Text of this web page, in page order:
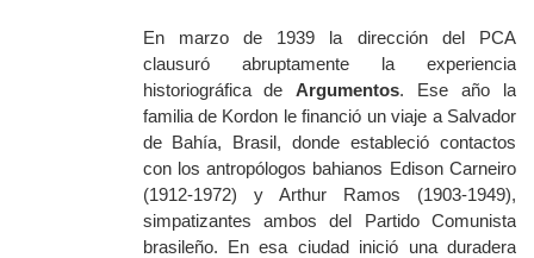
En marzo de 1939 la dirección del PCA
clausuró abruptamente la experiencia
historiográfica deArgumentos. Ese año la
familia de Kordon le financió un viaje a Salvador
de Bahía, Brasil, donde estableció contactos
con los antropólogos bahianos Edison Carneiro
(1912-1972) y Arthur Ramos (1903-1949),
simpatizantes ambos del Partido Comunista
brasileño. En esa ciudad inició una duradera